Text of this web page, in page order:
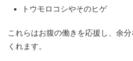
トウモロコシやそのヒゲ
これらはお腹の働きを応援し、余
くれます。